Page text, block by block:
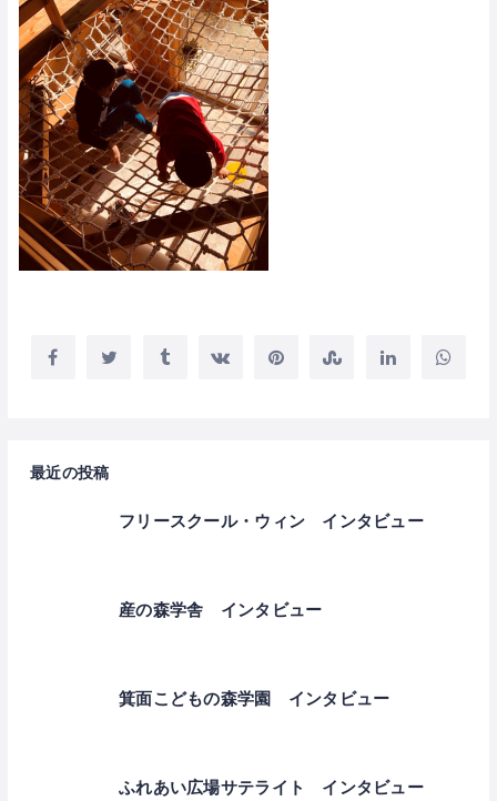
最近の投稿
フリースクール・ウィン インタビュー
産の森学舎 インタビュー
箕面こどもの森学園 インタビュー
ふれあい広場サテライト インタビュー